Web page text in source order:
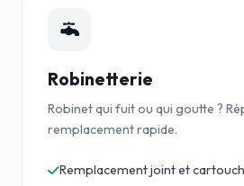
Robinetterie
Robinet qui fuit ou qui goutte ?
remplacement rapide.
Remplacement joint et